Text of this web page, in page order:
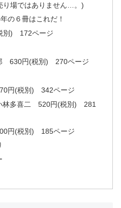
り場ではありません…。)
の６冊はこれだ！
) 172ページ
630円(税別) 270ページ
円(税別) 342ページ
林多喜二 520円(税別) 281
円(税別) 185ページ